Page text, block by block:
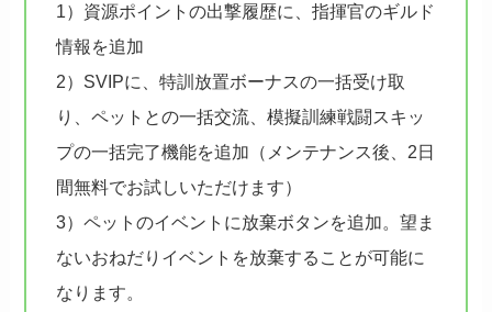
1）資源ポイントの出撃履歴に、指揮官のギルド
情報を追加
2）SVIPに、特訓放置ボーナスの一括受け取
り、ペットとの一括交流、模擬訓練戦闘スキッ
プの一括完了機能を追加（メンテナンス後、2日
間無料でお試しいただけます）
3）ペットのイベントに放棄ボタンを追加。望ま
ないおねだりイベントを放棄することが可能に
なります。